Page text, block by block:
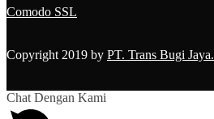
Comodo SSL
Copyright 2019 by PT. Trans Bugi Jaya.
Chat Dengan Kami